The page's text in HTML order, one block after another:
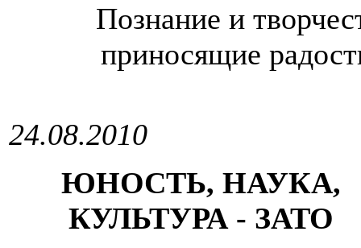
Познание и
приносящие
24.08.2010
ЮНОСТЬ, НАУКА,
КУЛЬТУРА - ЗАТО